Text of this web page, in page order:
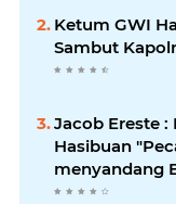
Ketum GWI
Sambut
Jacob Ereste : Benny Iskandar
Hasibuan
menyandang
Tahun